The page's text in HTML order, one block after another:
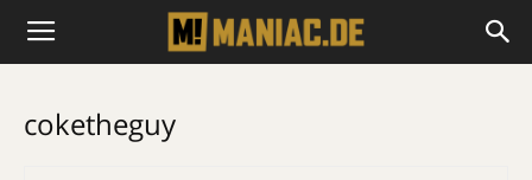
coketheguy